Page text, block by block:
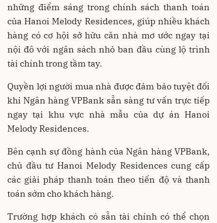
những điểm sáng trong chính sách thanh toán
của Hanoi Melody Residences, giúp nhiều khách
hàng có cơ hội sở hữu căn nhà mơ ước ngay tại
nội đô với ngân sách nhỏ ban đầu cùng lộ trình
tài chính trong tầm tay.
Quyền lợi người mua nhà được đảm bảo tuyệt đối
khi Ngân hàng VPBank sẵn sàng tư vấn trực tiếp
ngay tại khu vực nhà mẫu của dự án Hanoi
Melody Residences.
Bên cạnh sự đồng hành của Ngân hàng VPBank,
chủ đầu tư Hanoi Melody Residences cung cấp
các giải pháp thanh toán theo tiến độ và thanh
toán sớm cho khách hàng.
Trường hợp khách có sẵn tài chính có thể chọn